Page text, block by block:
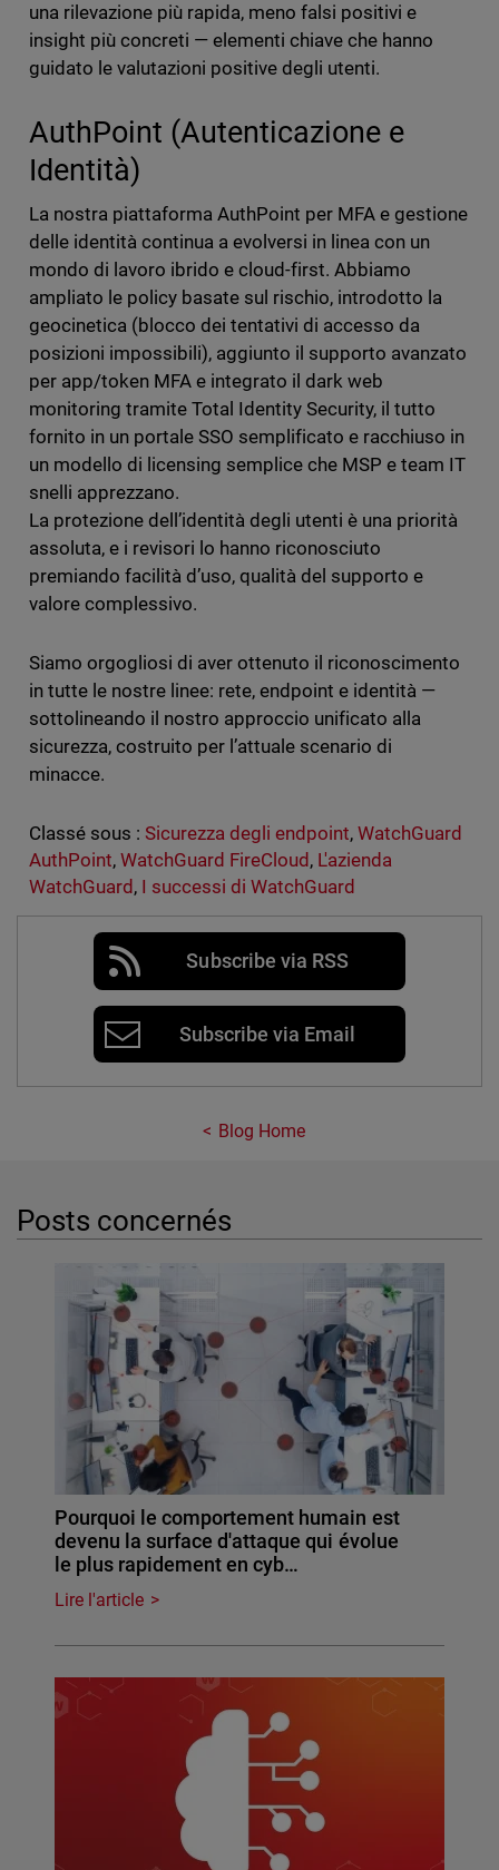
una rilevazione più rapida, meno falsi positivi e
insight più concreti — elementi chiave che hanno
guidato le valutazioni positive degli utenti.
AuthPoint (Autenticazione e
Identità)
La nostra piattaforma AuthPoint per MFA e gestione
delle identità continua a evolversi in linea con un
mondo di lavoro ibrido e cloud-first. Abbiamo
ampliato le policy basate sul rischio, introdotto la
geocinetica (blocco dei tentativi di accesso da
posizioni impossibili), aggiunto il supporto avanzato
per app/token MFA e integrato il dark web
monitoring tramite Total Identity Security, il tutto
fornito in un portale SSO semplificato e racchiuso in
un modello di licensing semplice che MSP e team IT
snelli apprezzano.
La protezione dell’identità degli utenti è una priorità
assoluta, e i revisori lo hanno riconosciuto
premiando facilità d’uso, qualità del supporto e
valore complessivo.
Siamo orgogliosi di aver ottenuto il riconoscimento
in tutte le nostre linee: rete, endpoint e identità —
sottolineando il nostro approccio unificato alla
sicurezza, costruito per l’attuale scenario di
minacce.
Classé sous : Sicurezza degli endpoint,WatchGuard
AuthPoint, WatchGuard FireCloud , L'azienda
WatchGuard , I successi di WatchGuard
Subscribe via RSS
Subscribe via Email
Blog Home
Posts concernés
Pourquoi le comportement humain est
devenu la surface d'attaque qui évolue
le plus rapidement en cyb…
Lire l'article